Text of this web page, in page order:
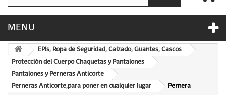
MENU
EPIs, Ropa de Seguridad, Calzado, Guantes, Cascos
Protección del Cuerpo Chaquetas y Pantalones
Pantalones y Perneras Anticorte
Perneras Anticorte,para poner en cualquier lugar
Pernera